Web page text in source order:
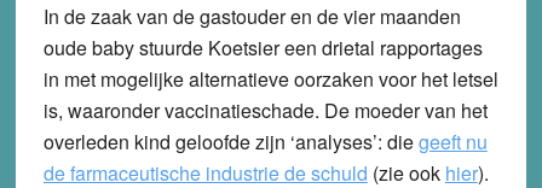
In de zaak van de gastouder en de vier maanden
oude baby stuurde Koetsier een drietal rapportages
in met mogelijke alternatieve oorzaken voor het letsel
is, waaronder vaccinatieschade. De moeder van het
overleden kind geloofde zijn ‘analyses’: diegeeft nu
de farmaceutische industrie de schuld (zie ook hier).